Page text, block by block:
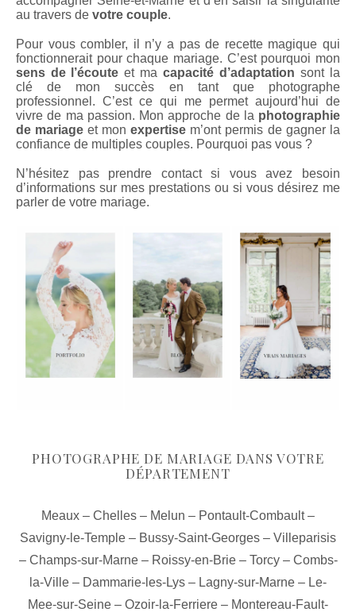
au travers de votre couple.
Pour vous combler, il n’y a pas de recette magique qui
fonctionnerait pour chaque mariage. C’est pourquoi mon
sens de l’écoute et ma capacité d’adaptation sont la
clé de mon succès en tant que photographe
professionnel. C’est ce qui me permet aujourd’hui de
vivre de ma passion. Mon approche de la photographie
de mariage et mon expertise m’ont permis de gagner la
confiance de multiples couples. Pourquoi pas vous ?
N’hésitez pas prendre contact si vous avez besoin
d’informations sur mes prestations ou si vous désirez me
parler de votre mariage.
PHOTOGRAPHE DE MARIAGE DANS VOTRE
DÉPARTEMENT
Meaux – Chelles – Melun – Pontault-Combault–
Savigny-le-Temple – Bussy-Saint-Georges – Villeparisis
– Champs-sur-Marne– Roissy-en-Brie– Torcy– Combs-
la-Ville – Dammarie-les-Lys – Lagny-sur-Marne – Le-
Mee-sur-Seine – Ozoir-la-Ferriere – Montereau-Fault-